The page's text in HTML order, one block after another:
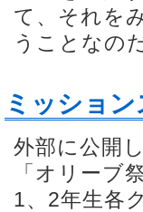
て、それを
うことなの
ミッショ
外部に公開
「オリーブ
1、2年生各